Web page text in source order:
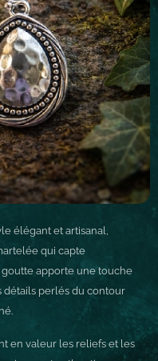
élégant et artisanal,
qui capte
apporte une touche
perlés du contour
en valeur les reliefs et les